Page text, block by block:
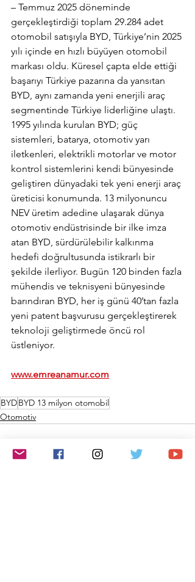
– Temmuz 2025 döneminde
gerçekleştirdiği toplam 29.284 adet
otomobil satışıyla BYD, Türkiye’nin 2025
yılı içinde en hızlı büyüyen otomobil
markası oldu. Küresel çapta elde ettiği
başarıyı Türkiye pazarına da yansıtan
BYD, aynı zamanda yeni enerjili araç
segmentinde Türkiye liderliğine ulaştı.
1995 yılında kurulan BYD; güç
sistemleri, batarya, otomotiv yarı
iletkenleri, elektrikli motorlar ve motor
kontrol sistemlerini kendi bünyesinde
geliştiren dünyadaki tek yeni enerji araç
üreticisi konumunda. 13 milyonuncu
NEV üretim adedine ulaşarak dünya
otomotiv endüstrisinde bir ilke imza
atan BYD, sürdürülebilir kalkınma
hedefi doğrultusunda istikrarlı bir
şekilde ilerliyor. Bugün 120 binden fazla
mühendis ve teknisyeni bünyesinde
barındıran BYD, her iş günü 40’tan fazla
yeni patent başvurusu gerçekleştirerek
teknoloji geliştirmede öncü rol
üstleniyor.
www.emreanamur.com
BYDBYD 13 milyon otomobil
Otomotiv